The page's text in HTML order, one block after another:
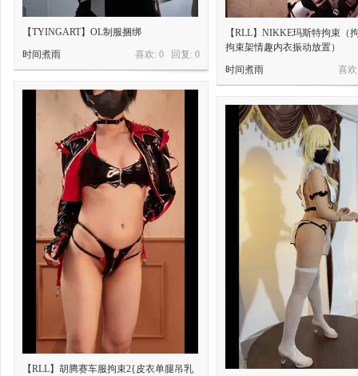
【TYINGART】OL制服捆绑
喜欢: 0 回复: 0
时间煮雨
【RLL】NIKKE玛斯特拘束（
拘束架情趣内衣振动放置）
喜
时间煮雨
【RLL】胡腾赛车服拘束2{皮衣单腿吊乳